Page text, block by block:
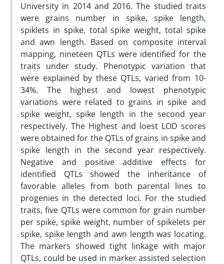
University in 2014 and 2016. The studied traits
were grains number in spike, spike length,
spiklets in spike, total spike weight, total spike
and awn length. Based on composite interval
mapping, nineteen QTLs were identified for the
traits under study. Phenotypic variation that
were explained by these QTLs, varied from 10-
34%. The highest and lowest phenotypic
variations were related to grains in spike and
spike weight, spike length in the second year
respectively. The Highest and loest LOD scores
were obtained for the QTLs of grains in spike and
spike length in the second year respectively.
Negative and positive additive effects for
identified QTLs showed the inheritance of
favorable alleles from both parental lines to
progenies in the detected loci. For the studied
traits, five QTLs were common for grain number
per spike, spike weight, number of spikelets per
spike, spike length and awn length was locating.
The markers showed tight linkage with major
QTLs, could be used in marker assisted selection